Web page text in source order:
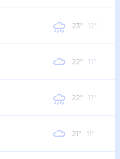
23° 12°
22° 11°
22° 11°
21° 11°